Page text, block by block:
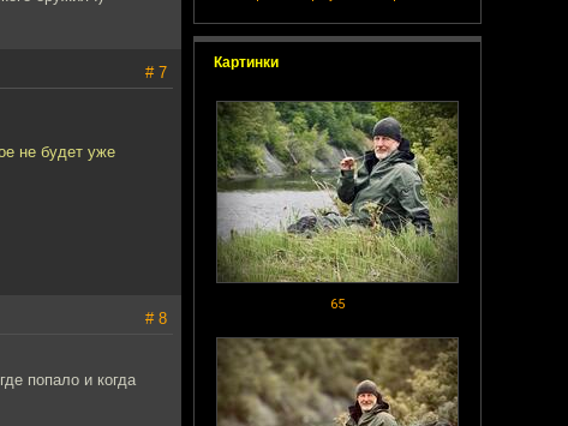
Картинки
65
# 7
не будет уже
# 8
попало и когда